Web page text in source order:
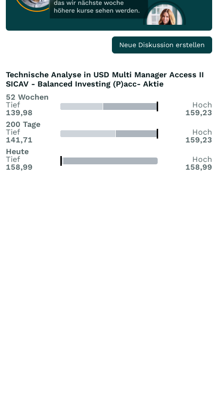
Neue Diskussion erstellen
Technische Analyse in USD Multi Manager Access II
SICAV - Balanced Investing (P)acc- Aktie
52 Wochen
Tief
139,98
Hoch
159,23
200 Tage
Tief
141,71
Hoch
159,23
Heute
Tief
158,99
Hoch
158,99